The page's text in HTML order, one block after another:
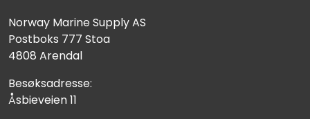
Norway Marine Supply AS
Postboks 777 Stoa
4808 Arendal
Besøksadresse:
Åsbieveien 11